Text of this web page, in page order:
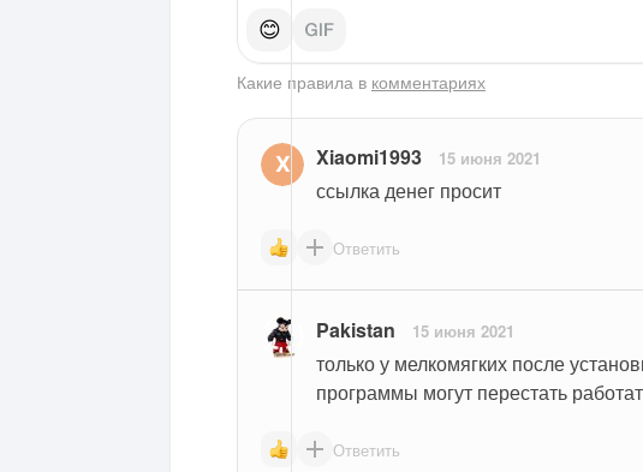
😊
Какие правила в комментариях
Xiaomi1993 15 июня 2021
ссылка денег просит
Ответить
Pakistan 15 июня 2021
только у мелкомягких после
программы могут перестать
Ответить